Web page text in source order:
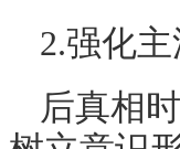
2.强化
后真相